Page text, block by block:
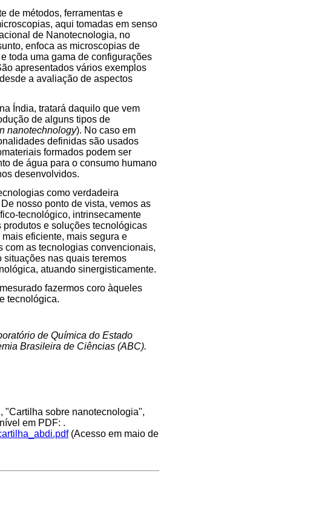
de métodos, ferramentas e
aqui tomadas em senso
de Nanotecnologia, no
enfoca as microscopias de
toda uma gama de configurações
apresentados vários exemplos
a avaliação de aspectos
Índia, tratará daquilo que vem
de alguns tipos de
nanotechnology). No caso em
definidas são usados
formados podem ser
de água para o consumo humano
desenvolvidos.
como verdadeira
nosso ponto de vista, vemos as
tecnológico, intrinsecamente
e soluções tecnológicas
eficiente, mais segura e
com as tecnologias convencionais,
situações nas quais teremos
atuando sinergisticamente.
fazermos coro àqueles
tecnológica.
de Química do Estado
Brasileira de Ciências (ABC).
"Cartilha sobre nanotecnologia",
em PDF: .
(Acesso em maio de